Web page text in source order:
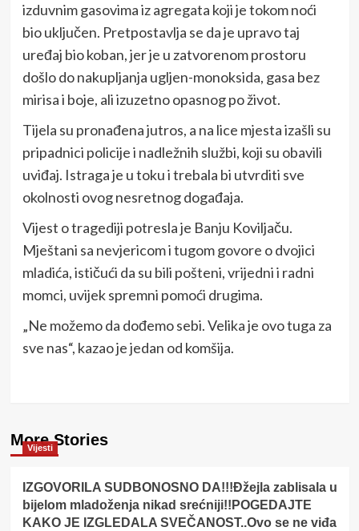
izduvnim gasovima iz agregata koji je tokom noći
bio uključen. Pretpostavlja se da je upravo taj
uređaj bio koban, jer je u zatvorenom prostoru
došlo do nakupljanja ugljen-monoksida, gasa bez
mirisa i boje, ali izuzetno opasnog po život.
Tijela su pronađena jutros, a na lice mjesta izašli su
pripadnici policije i nadležnih službi, koji su obavili
uviđaj. Istraga je u toku i trebala bi utvrditi sve
okolnosti ovog nesretnog događaja.
Vijest o tragediji potresla je Banju Koviljaču.
Mještani sa nevjericom i tugom govore o dvojici
mladića, ističući da su bili pošteni, vrijedni i radni
momci, uvijek spremni pomoći drugima.
„Ne možemo da dođemo sebi. Velika je ovo tuga za
sve nas“, kazao je jedan od komšija.
More Stories
Vijesti
IZGOVORILA SUDBONOSNO DA!!!Đžejla zablisala u
bijelom mladoženja nikad srećniji!!POGEDAJTE
KAKO JE IZGLEDALA SVEČANOST..Ovo se ne viđa